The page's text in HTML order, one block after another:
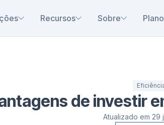
Recursos Sobre
de investir
Atualizado em 29